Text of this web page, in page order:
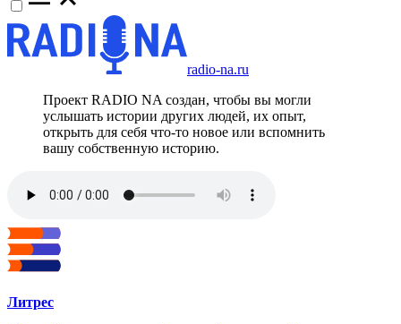
radio-na.ru
Проект RADIO NA создан, чтобы вы могли
услышать истории других людей, их опыт,
открыть для себя что-то новое или вспомнить
вашу собственную историю.
Литрес